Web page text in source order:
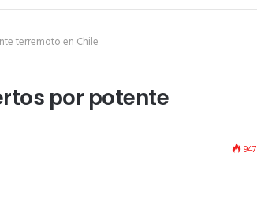
terremoto en Chile
por potente
947